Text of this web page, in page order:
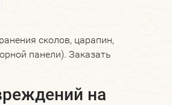
сколов, царапин,
панели). Заказать
на